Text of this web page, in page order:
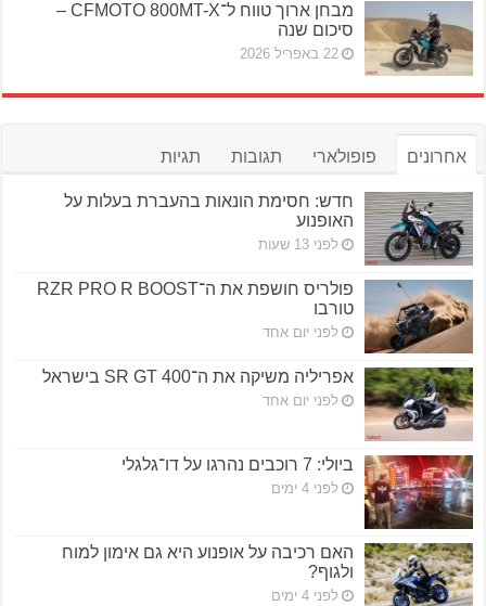
מבחן ארוך טווח ל־CFMOTO 800MT-X –
סיכום שנה
22 באפריל 2026
אחרונים פופולארי תגובות תגיות
חדש: חסימת הונאות בהעברת בעלות על
האופנוע
לפני 13 שעות
פולריס חושפת את ה־RZR PRO R BOOST
טורבו
לפני יום אחד
אפריליה משיקה את ה־SR GT 400 בישראל
לפני יום אחד
ביולי: 7 רוכבים נהרגו על דו־גלגלי
לפני 4 ימים
האם רכיבה על אופנוע היא גם אימון למוח
ולגוף?
לפני 4 ימים